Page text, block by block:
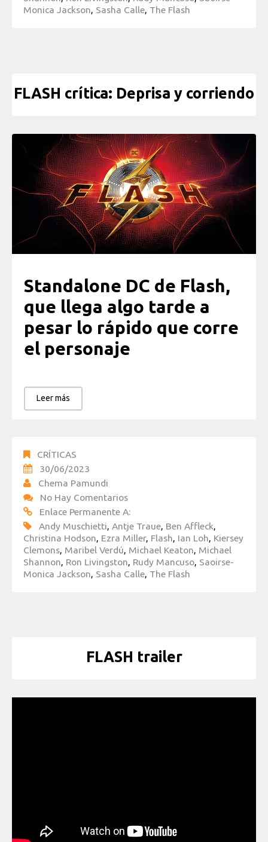
Monica Jackson, Sasha Calle, The Flash
FLASH crítica: Deprisa y corriendo
Standalone DC de Flash,
que llega algo tarde a
pesar lo rápido que corre
el personaje
Leer más
CRÍTICAS
30/06/2023
Chema Pamundi
No Hay Comentarios
Enlace Permanente A:
Andy Muschietti Antje Traue Ben Affleck
Christina Hodson Ezra Miller, Flash Ian Loh Kiersey
Clemons Maribel Verdú Michael Keaton Michael
Shannon Ron Livingston Rudy Mancuso Saoirse-
Monica Jackson Sasha Calle The Flash
FLASH trailer